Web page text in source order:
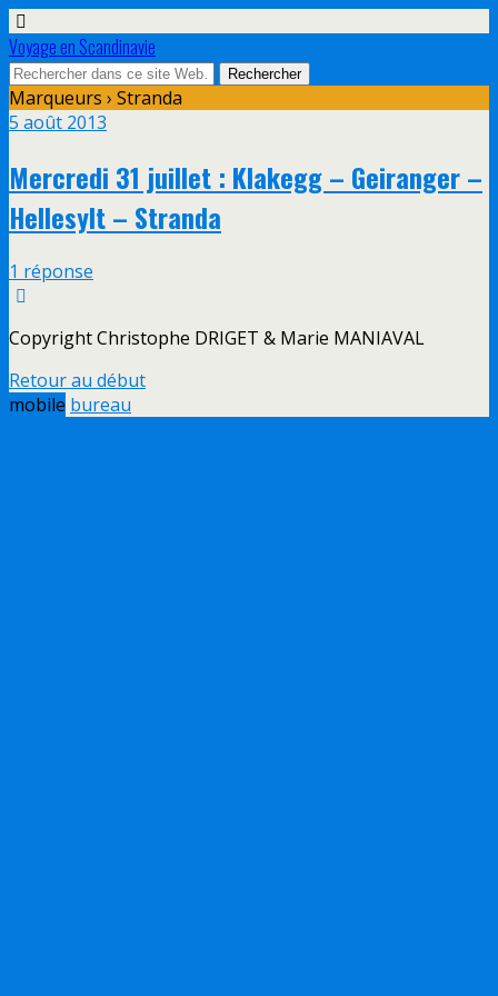
Voyage en Scandinavie
Marqueurs › Stranda
5 août 2013
Mercredi 31 juillet : Klakegg – Geiranger –
Hellesylt – Stranda
1 réponse
Copyright Christophe DRIGET & Marie MANIAVAL
Retour au début
mobile bureau